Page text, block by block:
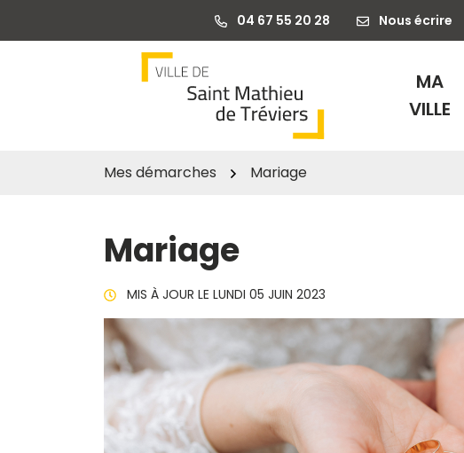
04 67 55 20 28 Nous écrire
MA
VILLE
Mes démarches Mariage
Mariage
MIS À JOUR LE LUNDI 05 JUIN 2023